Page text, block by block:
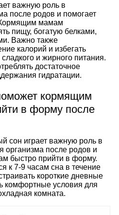
важную роль в
после родов и помогает
мамам
пищу, богатую белками,
Важно также
калорий и избегать
и жирного питания.
достаточное
гидратации.
кормящим
в форму после
сон играет важную роль в
организма после родов и
быстро прийти в форму.
к 7-9 часам сна в течение
короткие дневные
комфортные условия для
комната.